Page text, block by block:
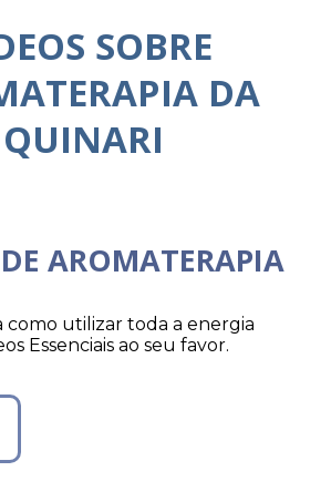
SOBRE
DA
QUINARI
AROMATERAPIA
como utilizar toda a energia
Essenciais ao seu favor.